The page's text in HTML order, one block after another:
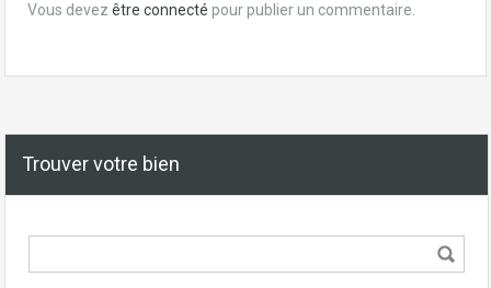
Vous devez être connecté pour publier un commentaire.
Trouver votre bien